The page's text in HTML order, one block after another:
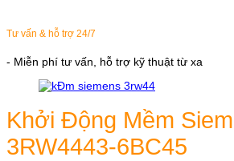
Tư vấn & hỗ trợ 24/7
- Miễn phí tư vấn, hỗ trợ kỹ thuật từ xa
Khởi Động Mềm
3RW4443-6BC45